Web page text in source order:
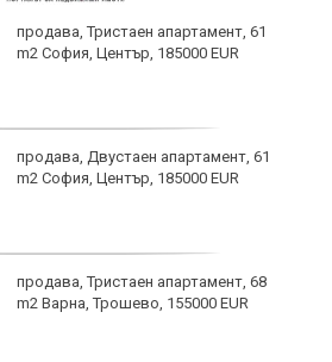
продава, Тристаен апартамент, 61
m2 София, Център, 185000 EUR
продава, Двустаен апартамент, 61
m2 София, Център, 185000 EUR
продава, Тристаен апартамент, 68
m2 Варна, Трошево, 155000 EUR